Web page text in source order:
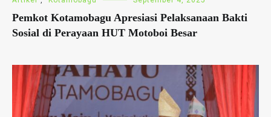
Pemkot Kotamobagu Apresiasi Pelaksanaan Bakti
Sosial di Perayaan HUT Motoboi Besar